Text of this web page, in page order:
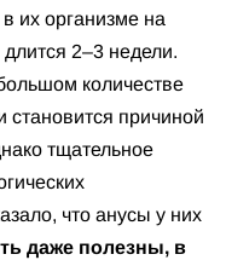
их организме на
2–3 недели.
количестве
становится причиной
тщательное
что анусы у них
даже полезны, в